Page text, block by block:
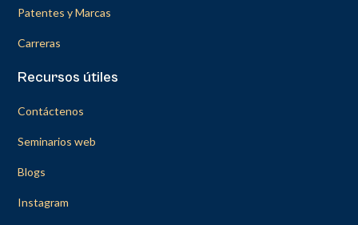
Patentes y Marcas
Carreras
Recursos útiles
Contáctenos
Seminarios web
Blogs
Instagram